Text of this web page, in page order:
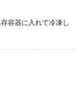
容器に入れて冷凍し